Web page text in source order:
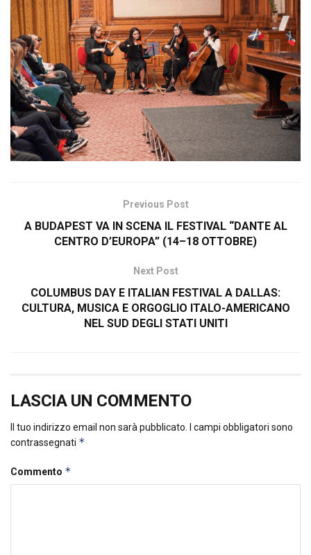
Previous Post
A BUDAPEST VA IN SCENA IL FESTIVAL “DANTE AL
CENTRO D’EUROPA” (14–18 OTTOBRE)
Next Post
COLUMBUS DAY E ITALIAN FESTIVAL A DALLAS:
CULTURA, MUSICA E ORGOGLIO ITALO-AMERICANO
NEL SUD DEGLI STATI UNITI
LASCIA UN COMMENTO
Il tuo indirizzo email non sarà pubblicato.
I campi obbligatori sono
contrassegnati *
Commento *